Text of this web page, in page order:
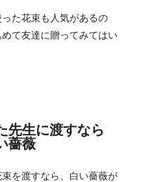
た花束も人気があるの
て友達に贈ってみてはい
先生に渡すなら
薔薇
を渡すなら、白い薔薇が